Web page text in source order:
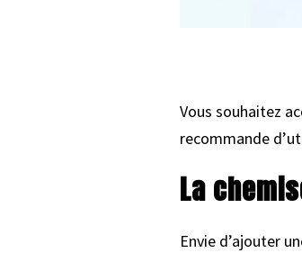
Vous souhaitez
recommande
La
Envie d’ajouter